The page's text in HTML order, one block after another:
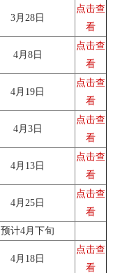
3月28日
点击查
看
4月8日
点击查
看
4月19日
点击查
看
4月3日
点击查
看
4月13日
点击查
看
4月25日
点击查
看
预计4月下旬
4月18日
点击查
看